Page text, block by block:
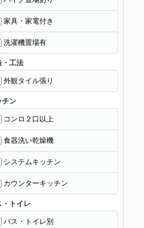
家具・家電付き
洗濯機置場有
・工法
外観タイル張り
チン
コンロ２口以上
食器洗い乾燥機
システムキッチン
カウンターキッチン
・トイレ
バス・トイレ別